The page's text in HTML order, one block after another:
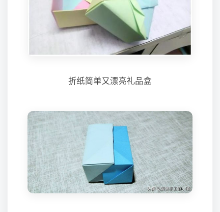
折纸简单又漂亮礼品盒